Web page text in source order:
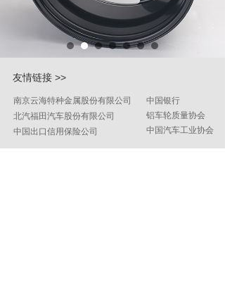
南京云海特种金属股份有限公司
北汽福田汽车股份有限公司
中国出口信用保险公司
友情链接 >>
中国银行
铝车轮质量协会
中国汽车工业协会